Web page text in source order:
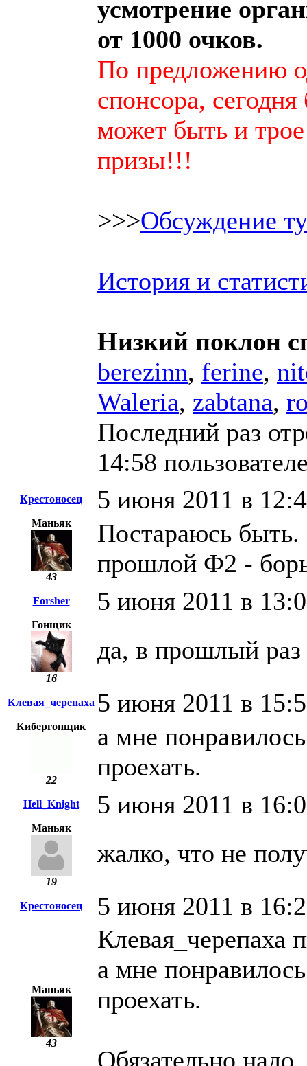
усмотрение
от 1000 очков.
По предложению
спонсора,
может быть и
призы!!!
>>>Обсуждение
История и
Низкий поклон
berezinn, ferine,
Waleria, zabtana,
Последний раз
14:58
Крестоносец 5 июня 2011 в
Маньяк
43
Постараюсь быть.
прошлой Ф2 -
Forsher 5 июня 2011 в
Гонщик
16
да, в прошлый
Клевая_черепаха 5 июня 2011 в
Кибергонщик
22
а мне
проехать.
Hell_Knight 5 июня 2011 в
Маньяк
19
жалко, что не
Крестоносец 5 июня 2011 в
Маньяк
43
Клевая_черепаха
а мне
проехать.
Обязательно